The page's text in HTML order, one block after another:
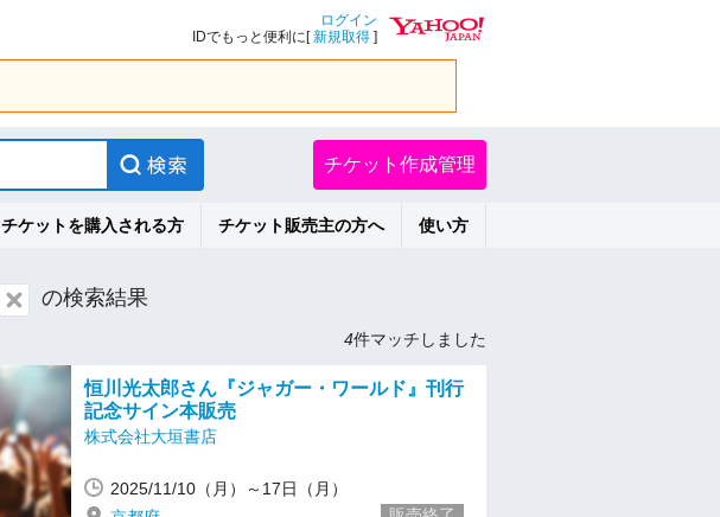
ログイン
IDでもっと便利に[新規取得 ]
チケット作成管理
チケットを購入される方 チケット販売主の方へ 使い方
の検索結果
4件マッチしました
恒川光太郎さん『ジャガー・ワールド』刊行
記念サイン本販売
株式会社大垣書店
2025/11/10（月）～17日（月）